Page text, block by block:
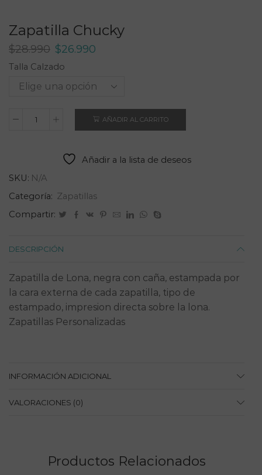
Zapatilla Chucky
$28.990 El
precio
original
era:
$26.990
es:
Talla Calzado
Zapatilla
AÑADIR AL CARRITO
Añadir a la lista de deseos
SKU: N/A
Categoría: Zapatillas
Compartir:
DESCRIPCIÓN
Zapatilla de Lona, negra con caña, estampada por
la cara externa de cada zapatilla, tipo de
estampado, impresion directa sobre la lona.
Zapatillas Personalizadas
INFORMACIÓN ADICIONAL
VALORACIONES (0)
Productos Relacionados